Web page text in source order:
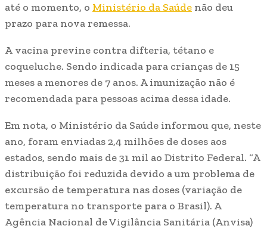
até o momento, o Ministério da Saúde não deu
prazo para nova remessa.
A vacina previne contra difteria, tétano e
coqueluche. Sendo indicada para crianças de 15
meses a menores de 7 anos. A imunização não é
recomendada para pessoas acima dessa idade.
Em nota, o Ministério da Saúde informou que, neste
ano, foram enviadas 2,4 milhões de doses aos
estados, sendo mais de 31 mil ao Distrito Federal. “A
distribuição foi reduzida devido a um problema de
excursão de temperatura nas doses (variação de
temperatura no transporte para o Brasil). A
Agência Nacional de Vigilância Sanitária (Anvisa)